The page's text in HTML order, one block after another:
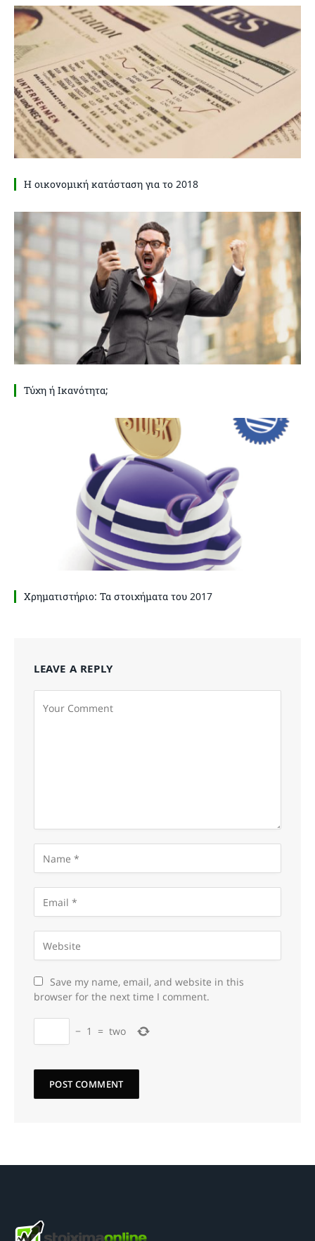
Η οικονομική κατάσταση για το 2018
Τύχη ή Ικανότητα;
Χρηματιστήριο: Τα στοιχήματα του 2017
LEAVE A REPLY
Save my name, email, and website in this
browser for the next time I comment.
− 1 = two